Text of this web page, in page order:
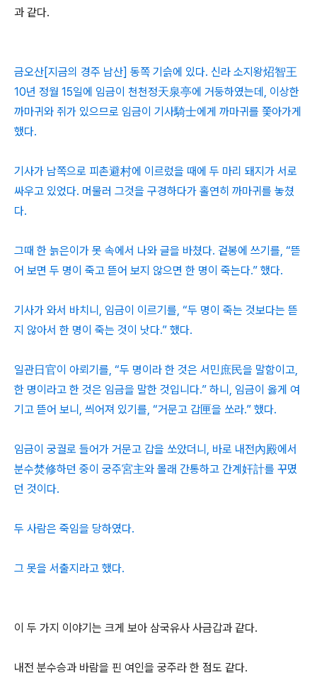
과 같다.
금오산[지금의 경주 남산] 동쪽 기슭에 있다. 신라 소지왕炤智王
10년 정월 15일에 임금이 천천정天泉亭에 거둥하였는데, 이상한
까마귀와 쥐가 있으므로 임금이 기사騎士에게 까마귀를 쫓아가게
했다.
기사가 남쪽으로 피촌避村에 이르렀을 때에 두 마리 돼지가 서로
싸우고 있었다. 머물러 그것을 구경하다가 홀연히 까마귀를 놓쳤
다.
그때 한 늙은이가 못 속에서 나와 글을 바쳤다. 겉봉에 쓰기를, “뜯
어 보면 두 명이 죽고 뜯어 보지 않으면 한 명이 죽는다.” 했다.
기사가 와서 바치니, 임금이 이르기를, “두 명이 죽는 것보다는 뜯
지 않아서 한 명이 죽는 것이 낫다.” 했다.
일관日官이 아뢰기를, “두 명이라 한 것은 서민庶民을 말함이고,
한 명이라고 한 것은 임금을 말한 것입니다.” 하니, 임금이 옳게 여
기고 뜯어 보니, 씌어져 있기를, “거문고 갑匣을 쏘라.” 했다.
임금이 궁궐로 들어가 거문고 갑을 쏘았더니, 바로 내전內殿에서
분수焚修하던 중이 궁주宮主와 몰래 간통하고 간계奸計를 꾸몄
던 것이다.
두 사람은 죽임을 당하였다.
그 못을 서출지라고 했다.
이 두 가지 이야기는 크게 보아 삼국유사 사금갑과 같다.
내전 분수승과 바람을 핀 여인을 궁주라 한 점도 같다.